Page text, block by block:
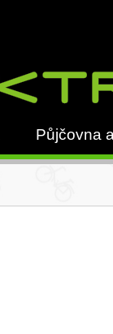
Půjčovna